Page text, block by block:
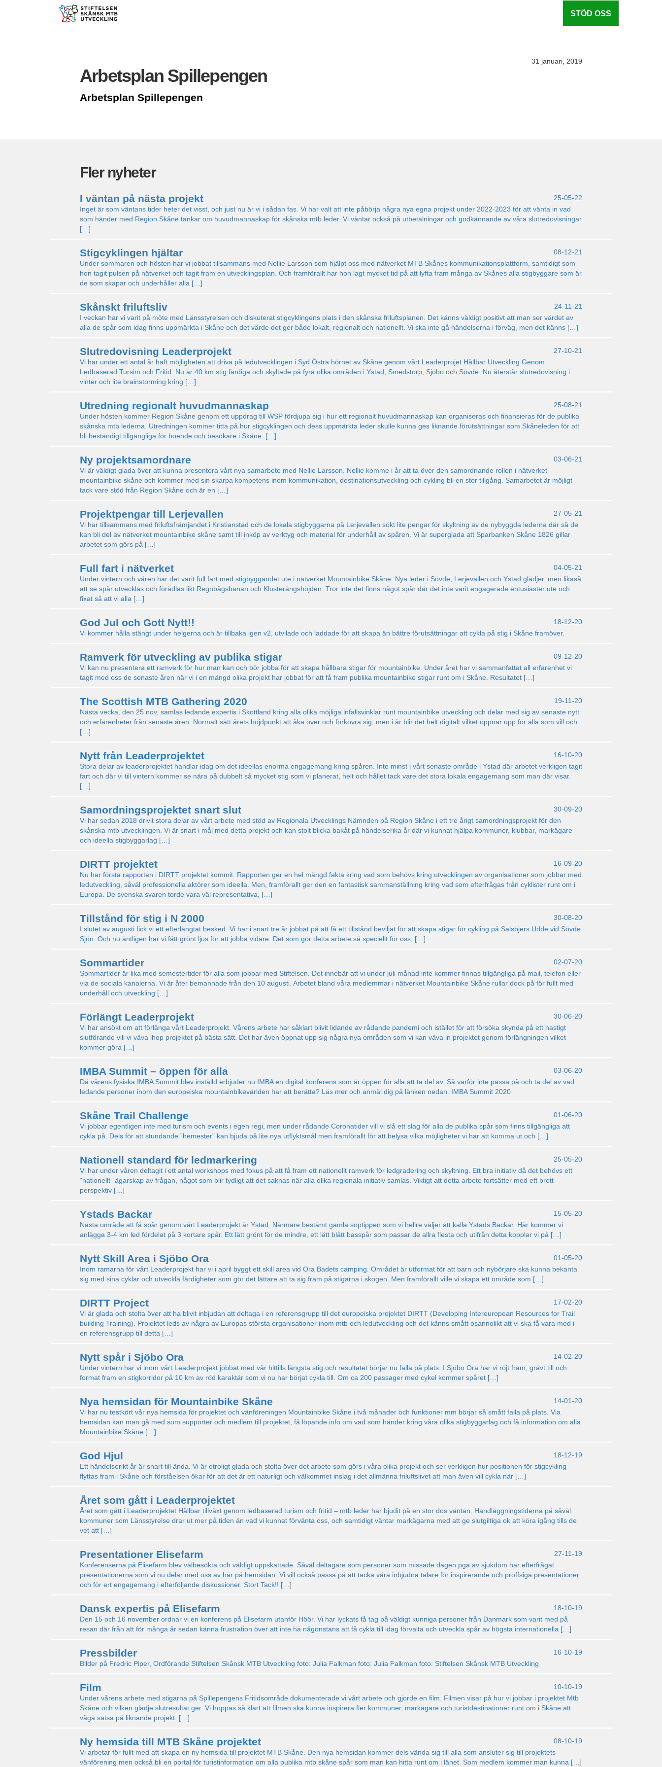
STÖD OSS
31 januari, 2019
Arbetsplan Spillepengen
Arbetsplan Spillepengen
Fler nyheter
25-05-22
I väntan på nästa projekt
Inget är som väntans tider heter det visst, och just nu är vi i sådan fas. Vi har valt att inte påbörja några nya egna projekt under 2022-2023 för att vänta in vad
som händer med Region Skåne tankar om huvudmannaskap för skånska mtb leder. Vi väntar också på utbetalningar och godkännande av våra slutredovisningar
[…]
08-12-21
Stigcyklingen hjältar
Under sommaren och hösten har vi jobbat tillsammans med Nellie Larsson som hjälpt oss med nätverket MTB Skånes kommunikationsplattform, samtidigt som
hon tagit pulsen på nätverket och tagit fram en utvecklingsplan. Och framförallt har hon lagt mycket tid på att lyfta fram många av Skånes alla stigbyggare som är
de som skapar och underhåller alla […]
24-11-21
Skånskt friluftsliv
I veckan har vi varit på möte med Länsstyrelsen och diskuterat stigcyklingens plats i den skånska friluftsplanen. Det känns väldigt positivt att man ser värdet av
alla de spår som idag finns uppmärkta i Skåne och det värde det ger både lokalt, regionalt och nationellt. Vi ska inte gå händelserna i förväg, men det känns […]
27-10-21
Slutredovisning Leaderprojekt
Vi har under ett antal år haft möjligheten att driva på ledutvecklingen i Syd Östra hörnet av Skåne genom vårt Leaderprojet Hållbar Utveckling Genom
Ledbaserad Tursim och Fritid. Nu är 40 km stig färdiga och skyltade på fyra olika områden i Ystad, Smedstorp, Sjöbo och Sövde. Nu återstår slutredovisning i
vinter och lite brainstorming kring […]
25-08-21
Utredning regionalt huvudmannaskap
Under hösten kommer Region Skåne genom ett uppdrag till WSP fördjupa sig i hur ett regionalt huvudmannaskap kan organiseras och finansieras för de publika
skånska mtb lederna. Utredningen kommer titta på hur stigcyklingen och dess uppmärkta leder skulle kunna ges liknande förutsättningar som Skåneleden för att
bli beständigt tillgängliga för boende och besökare i Skåne. […]
03-06-21
Ny projektsamordnare
Vi är väldigt glada över att kunna presentera vårt nya samarbete med Nellie Larsson. Nellie komme i år att ta över den samordnande rollen i nätverket
mountainbike skåne och kommer med sin skarpa kompetens inom kommunikation, destinationsutveckling och cykling bli en stor tillgång. Samarbetet är möjligt
tack vare stöd från Region Skåne och är en […]
27-05-21
Projektpengar till Lerjevallen
Vi har tillsammans med friluftsfrämjandet i Kristianstad och de lokala stigbyggarna på Lerjevallen sökt lite pengar för skyltning av de nybyggda lederna där så de
kan bli del av nätverket mountainbike skåne samt till inköp av verktyg och material för underhåll av spåren. Vi är superglada att Sparbanken Skåne 1826 gillar
arbetet som görs på […]
04-05-21
Full fart i nätverket
Under vintern och våren har det varit full fart med stigbyggandet ute i nätverket Mountainbike Skåne. Nya leder i Sövde, Lerjevallen och Ystad glädjer, men likaså
att se spår utvecklas och förädlas likt Regnbågsbanan och Klosterängshöjden. Tror inte det finns något spår där det inte varit engagerade entusiaster ute och
fixat så att vi alla […]
18-12-20
God Jul och Gott Nytt!!
Vi kommer hålla stängt under helgerna och är tillbaka igen v2, utvilade och laddade för att skapa än bättre förutsättningar att cykla på stig i Skåne framöver.
09-12-20
Ramverk för utveckling av publika stigar
Vi kan nu presentera ett ramverk för hur man kan och bör jobba för att skapa hållbara stigar för mountainbike. Under året har vi sammanfattat all erfarenhet vi
tagit med oss de senaste åren när vi i en mängd olika projekt har jobbat för att få fram publika mountainbike stigar runt om i Skåne. Resultatet […]
19-11-20
The Scottish MTB Gathering 2020
Nästa vecka, den 25 nov, samlas ledande expertis i Skottland kring alla olika möjliga infallsvinklar runt mountainbike utveckling och delar med sig av senaste nytt
och erfarenheter från senaste åren. Normalt sätt årets höjdpunkt att åka över och förkovra sig, men i år blir det helt digitalt vilket öppnar upp för alla som vill och
[…]
16-10-20
Nytt från Leaderprojektet
Stora delar av leaderprojektet handlar idag om det ideellas enorma engagemang kring spåren. Inte minst i vårt senaste område i Ystad där arbetet verkligen tagit
fart och där vi till vintern kommer se nära på dubbelt så mycket stig som vi planerat, helt och hållet tack vare det stora lokala engagemang som man där visar.
[…]
30-09-20
Samordningsprojektet snart slut
Vi har sedan 2018 drivit stora delar av vårt arbete med stöd av Regionala Utvecklings Nämnden på Region Skåne i ett tre årigt samordningsprojekt för den
skånska mtb utvecklingen. Vi är snart i mål med detta projekt och kan stolt blicka bakåt på händelserika år där vi kunnat hjälpa kommuner, klubbar, markägare
och ideella stigbyggarlag […]
16-09-20
DIRTT projektet
Nu har första rapporten i DIRTT projektet kommit. Rapporten ger en hel mängd fakta kring vad som behövs kring utvecklingen av organisationer som jobbar med
ledutveckling, såväl professionella aktörer som ideella. Men, framförallt ger den en fantastisk sammanställning kring vad som efterfrågas från cyklister runt om i
Europa. De svenska svaren torde vara väl representativa, […]
30-08-20
Tillstånd för stig i N 2000
I slutet av augusti fick vi ett efterlängtat besked. Vi har i snart tre år jobbat på att få ett tillstånd beviljat för att skapa stigar för cykling på Salsbjers Udde vid Sövde
Sjön. Och nu äntligen har vi fått grönt ljus för att jobba vidare. Det som gör detta arbete så speciellt för oss, […]
02-07-20
Sommartider
Sommartider är lika med semestertider för alla som jobbar med Stiftelsen. Det innebär att vi under juli månad inte kommer finnas tillgängliga på mail, telefon eller
via de sociala kanalerna. Vi är åter bemannade från den 10 augusti. Arbetet bland våra medlemmar i nätverket Mountainbike Skåne rullar dock på för fullt med
underhåll och utveckling […]
30-06-20
Förlängt Leaderprojekt
Vi har ansökt om att förlänga vårt Leaderprojekt. Vårens arbete har såklart blivit lidande av rådande pandemi och istället för att försöka skynda på ett hastigt
slutförande vill vi väva ihop projektet på bästa sätt. Det har även öppnat upp sig några nya områden som vi kan väva in projektet genom förlängningen vilket
kommer göra […]
03-06-20
IMBA Summit – öppen för alla
Då vårens fysiska IMBA Summit blev inställd erbjuder nu IMBA en digital konferens som är öppen för alla att ta del av. Så varför inte passa på och ta del av vad
ledande personer inom den europeiska mountainbikevärlden har att berätta? Läs mer och anmäl dig på länken nedan. IMBA Summit 2020
01-06-20
Skåne Trail Challenge
Vi jobbar egentligen inte med turism och events i egen regi, men under rådande Coronatider vill vi slå ett slag för alla de publika spår som finns tillgängliga att
cykla på. Dels för att stundande ”hemester” kan bjuda på lite nya utflyktsmål men framförallt för att belysa vilka möjligheter vi har att komma ut och […]
25-05-20
Nationell standard för ledmarkering
Vi har under våren deltagit i ett antal workshops med fokus på att få fram ett nationellt ramverk för ledgradering och skyltning. Ett bra initiativ då det behövs ett
”nationellt” ägarskap av frågan, något som blir tydligt att det saknas när alla olika regionala initiativ samlas. Viktigt att detta arbete fortsätter med ett brett
perspektiv […]
15-05-20
Ystads Backar
Nästa område att få spår genom vårt Leaderprojekt är Ystad. Närmare bestämt gamla soptippen som vi hellre väljer att kalla Ystads Backar. Här kommer vi
anlägga 3-4 km led fördelat på 3 kortare spår. Ett lätt grönt för de mindre, ett lätt blått basspår som passar de allra flesta och utifrån detta kopplar vi på […]
01-05-20
Nytt Skill Area i Sjöbo Ora
Inom ramarna för vårt Leaderprojekt har vi i april byggt ett skill area vid Ora Badets camping. Området är utformat för att barn och nybörjare ska kunna bekanta
sig med sina cyklar och utveckla färdigheter som gör det lättare att ta sig fram på stigarna i skogen. Men framförallt ville vi skapa ett område som […]
17-02-20
DIRTT Project
Vi är glada och stolta över att ha blivit inbjudan att deltaga i en referensgrupp till det europeiska projektet DIRTT (Developing Intereuropean Resources for Trail
building Training). Projektet leds av några av Europas största organisationer inom mtb och ledutveckling och det känns smått osannolikt att vi ska få vara med i
en referensgrupp till detta […]
14-02-20
Nytt spår i Sjöbo Ora
Under vintern har vi inom vårt Leaderprojekt jobbat med vår hittills längsta stig och resultatet börjar nu falla på plats. I Sjöbo Ora har vi röjt fram, grävt till och
format fram en stigkorridor på 10 km av röd karaktär som vi nu har börjat cykla till. Om ca 200 passager med cykel kommer spåret […]
14-01-20
Nya hemsidan för Mountainbike Skåne
Vi har nu testkört vår nya hemsida för projektet och vänföreningen Mountainbike Skåne i två månader och funktioner mm börjar så smått falla på plats. Via
hemsidan kan man gå med som supporter och medlem till projektet, få löpande info om vad som händer kring våra olika stigbyggarlag och få information om alla
Mountainbike Skåne […]
18-12-19
God Hjul
Ett händelserikt år är snart till ända. Vi är otroligt glada och stolta över det arbete som görs i våra olika projekt och ser verkligen hur positionen för stigcykling
flyttas fram i Skåne och förståelsen ökar för att det är ett naturligt och välkommet inslag i det allmänna friluftslivet att man även vill cykla när […]
Året som gått i Leaderprojektet
Året som gått i Leaderprojektet Hållbar tillväxt genom ledbaserad turism och fritid – mtb leder har bjudit på en stor dos väntan. Handläggningstiderna på såväl
kommuner som Länsstyrelse drar ut mer på tiden än vad vi kunnat förvänta oss, och samtidigt väntar markägarna med att ge slutgiltiga ok att köra igång tills de
vet att […]
27-11-19
Presentationer Elisefarm
Konferenserna på Elisefarm blev välbesökta och väldigt uppskattade. Såväl deltagare som personer som missade dagen pga av sjukdom har efterfrågat
presentationerna som vi nu delar med oss av här på hemsidan. Vi vill också passa på att tacka våra inbjudna talare för inspirerande och proffsiga presentationer
och för ert engagemang i efterföljande diskussioner. Stort Tack!! […]
18-10-19
Dansk expertis på Elisefarm
Den 15 och 16 november ordnar vi en konferens på Elisefarm utanför Höör. Vi har lyckats få tag på väldigt kunniga personer från Danmark som varit med på
resan där från att för många år sedan känna frustration över att inte ha någonstans att få cykla till idag förvalta och utveckla spår av högsta internationella […]
16-10-19
Pressbilder
Bilder på Fredric Piper, Ordförande Stiftelsen Skånsk MTB Utveckling foto: Julia Falkman foto: Julia Falkman foto: Stiftelsen Skånsk MTB Utveckling
10-10-19
Film
Under vårens arbete med stigarna på Spillepengens Fritidsområde dokumenterade vi vårt arbete och gjorde en film. Filmen visar på hur vi jobbar i projektet Mtb
Skåne och vilken glädje slutresultat ger. Vi hoppas så klart att filmen ska kunna inspirera fler kommuner, markägare och turistdestinationer runt om i Skåne att
våga satsa på liknande projekt. […]
08-10-19
Ny hemsida till MTB Skåne projektet
Vi arbetar för fullt med att skapa en ny hemsida till projektet MTB Skåne. Den nya hemsidan kommer dels vända sig till alla som ansluter sig till projektets
vänförening men också bli en portal för turistinformation om alla publika mtb skåne spår som man kan hitta runt om i länet. Som medlem kommer man kunna […]